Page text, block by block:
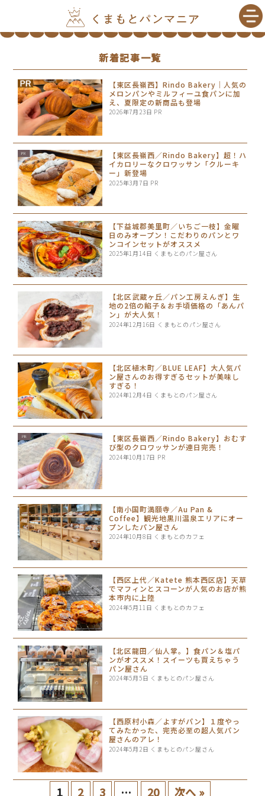
新着記事一覧
【東区長嶺西】Rindo Bakery｜人気の
メロンパンやミルフィーユ食パンに加
え、夏限定の新商品も登場
2026年7月23日 PR
【東区長嶺西／Rindo Bakery】超！ハ
イカロリーなクロワッサン「クルーキ
ー」新登場
2025年3月7日 PR
【下益城郡美里町／いちご一枝】金曜
日のみオープン！こだわりのパンとワ
ンコインセットがオススメ
2025年1月14日 くまもとのパン屋さん
【北区武蔵ヶ丘／パン工房えんぎ】生
地の2倍の餡子＆お手頃価格の「あんパ
ン」が大人気！
2024年12月16日 くまもとのパン屋さん
【北区植木町／BLUE LEAF】大人気パ
ン屋さんのお得すぎるセットが美味し
すぎる！
2024年12月4日 くまもとのパン屋さん
【東区長嶺西／Rindo Bakery】おむす
び型のクロワッサンが連日完売！
2024年10月17日 PR
【南小国町満願寺／Au Pan &
Coffee】観光地黒川温泉エリアにオー
プンしたパン屋さん
2024年10月8日 くまもとのカフェ
【西区上代／Katete 熊本西区店】天草
でマフィンとスコーンが人気のお店が熊
本市内に上陸
2024年5月11日 くまもとのカフェ
【北区龍田／仙人掌。】食パン＆塩パ
ンがオススメ！スイーツも買えちゃう
パン屋さん
2024年5月5日 くまもとのパン屋さん
【西原村小森／よすがパン】１度やっ
てみたかった、完売必至の超人気パン
屋さんのアレ！
2024年5月2日 くまもとのパン屋さん
1 2 3 … 20 次へ »